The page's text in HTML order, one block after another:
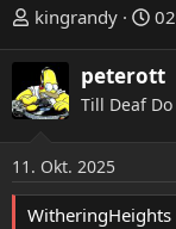
E
s
t
e
l
e
r
kingrandy
E
s
t
e
l
t
a
peterott
Till Deaf
11. Okt. 2025
WitheringHeights